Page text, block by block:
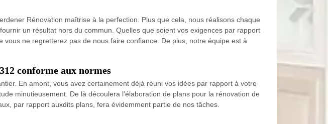
Rénovation maîtrise à la perfection. Plus que cela, nous réalisons chaque
un résultat hors du commun. Quelles que soient vos exigences par rapport
ne regretterez pas de nous faire confiance. De plus, notre équipe est à
conforme aux normes
En amont, vous avez certainement déjà réuni vos idées par rapport à votre
minutieusement. De là découlera l’élaboration de plans pour la rénovation de
par rapport auxdits plans, fera évidemment partie de nos tâches.